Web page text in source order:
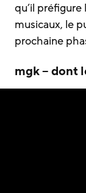
qu’il
musicaux, le
prochaine
mgk – dont